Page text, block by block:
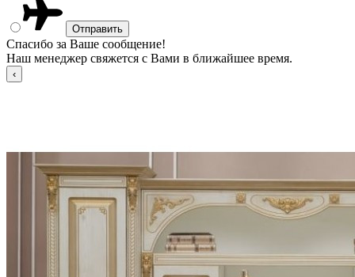
Спасибо за Ваше сообщение!
Наш менеджер свяжется с Вами в ближайшее время.